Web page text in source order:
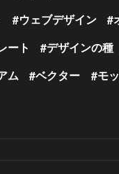
ウェブデザイン
ート デザインの種
ム ベクター モ